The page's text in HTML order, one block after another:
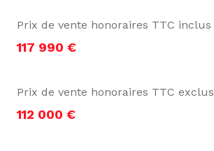
Prix de vente honoraires TTC inclus
117 990 €
Prix de vente honoraires TTC exclus
112 000 €